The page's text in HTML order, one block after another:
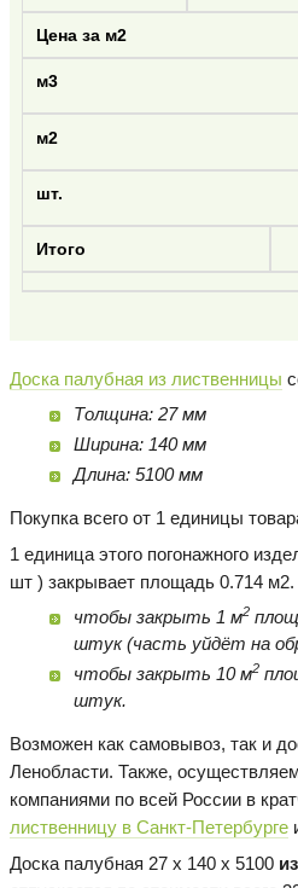
Доска палубная из лиственницы
Толщина: 27 мм
Ширина: 140 мм
Длина: 5100 мм
Покупка всего от 1 единицы
1 единица этого погонажного
шт ) закрывает площадь 0.714
чтобы закрыть 1 м2
штук (часть уйдёт на
чтобы закрыть 10 м2
штук.
Возможен как самовывоз, так и
Ленобласти. Также,
компаниями по всей России в
лиственницу в Санкт-Петербурге
Доска палубная 27 х 140 х 5100